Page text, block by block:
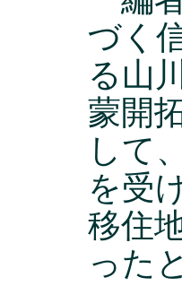
づく
る山
蒙開
して
を受
移住
った